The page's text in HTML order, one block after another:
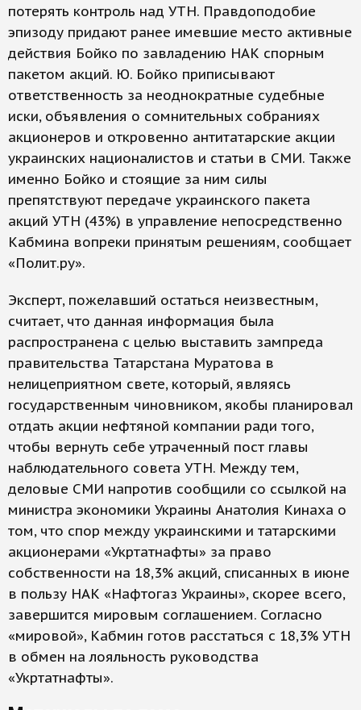
потерять контроль над УТН. Правдоподобие
эпизоду придают ранее имевшие место активные
действия Бойко по завладению НАК спорным
пакетом акций. Ю. Бойко приписывают
ответственность за неоднократные судебные
иски, объявления о сомнительных собраниях
акционеров и откровенно антитатарские акции
украинских националистов и статьи в СМИ. Также
именно Бойко и стоящие за ним силы
препятствуют передаче украинского пакета
акций УТН (43%) в управление непосредственно
Кабмина вопреки принятым решениям, сообщает
«Полит.ру».
Эксперт, пожелавший остаться неизвестным,
считает, что данная информация была
распространена с целью выставить зампреда
правительства Татарстана Муратова в
нелицеприятном свете, который, являясь
государственным чиновником, якобы планировал
отдать акции нефтяной компании ради того,
чтобы вернуть себе утраченный пост главы
наблюдательного совета УТН. Между тем,
деловые СМИ напротив сообщили со ссылкой на
министра экономики Украины Анатолия Кинаха о
том, что спор между украинскими и татарскими
акционерами «Укртатнафты» за право
собственности на 18,3% акций, списанных в июне
в пользу НАК «Нафтогаз Украины», скорее всего,
завершится мировым соглашением. Согласно
«мировой», Кабмин готов расстаться с 18,3% УТН
в обмен на лояльность руководства
«Укртатнафты».